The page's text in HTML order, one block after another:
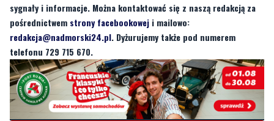
telefonu 729 715 670.
Byliście świadkami zdarzenia w naszym regionie? Chcecie
aby nasza redakcja zajęła się jakimś tematem? Czekamy na
Wasze sygnały i informacje. Można kontaktować się z naszą